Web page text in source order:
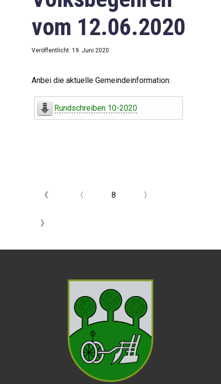
vom 12.06.2020
Veröffentlicht: 19. Juni 2020
Anbei die aktuelle Gemeindeinformation:
Rundschreiben 10-2020
《 〈 8 〉
》